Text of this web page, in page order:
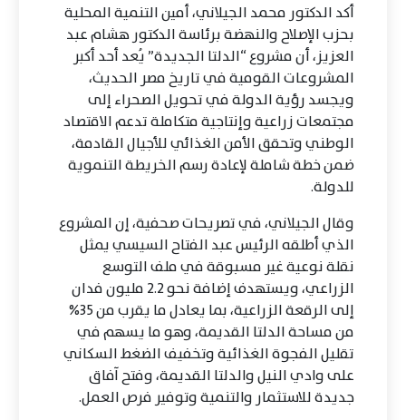
أكد الدكتور محمد الجيلاني، أمين التنمية المحلية
بحزب الإصلاح والنهضة برئاسة الدكتور هشام عبد
العزيز، أن مشروع “الدلتا الجديدة” يُعد أحد أكبر
المشروعات القومية في تاريخ مصر الحديث،
ويجسد رؤية الدولة في تحويل الصحراء إلى
مجتمعات زراعية وإنتاجية متكاملة تدعم الاقتصاد
الوطني وتحقق الأمن الغذائي للأجيال القادمة،
ضمن خطة شاملة لإعادة رسم الخريطة التنموية
للدولة.
وقال الجيلاني، في تصريحات صحفية، إن المشروع
الذي أطلقه الرئيس عبد الفتاح السيسي يمثل
نقلة نوعية غير مسبوقة في ملف التوسع
الزراعي، ويستهدف إضافة نحو 2.2 مليون فدان
إلى الرقعة الزراعية، بما يعادل ما يقرب من 35%
من مساحة الدلتا القديمة، وهو ما يسهم في
تقليل الفجوة الغذائية وتخفيف الضغط السكاني
على وادي النيل والدلتا القديمة، وفتح آفاق
جديدة للاستثمار والتنمية وتوفير فرص العمل.